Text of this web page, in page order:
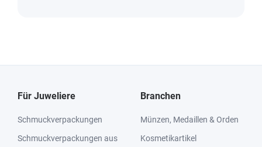
Für Juweliere
Schmuckverpackungen
Schmuckverpackungen aus
Branchen
Münzen, Medaillen & Orden
Kosmetikartikel